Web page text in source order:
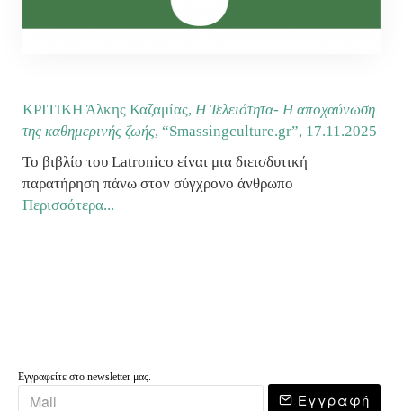
ΚΡΙΤΙΚΗ Άλκης Καζαμίας, Η Τελειότητα- Η αποχαύνωση
της καθημερινής ζωής, “Smassingculture.gr”, 17.11.2025
Το βιβλίο του Latronico είναι μια διεισδυτική
παρατήρηση πάνω στον σύγχρονο άνθρωπο
Περισσότερα...
Εγγραφείτε στο newsletter μας.
Εγγραφή